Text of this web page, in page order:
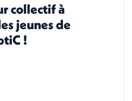
collectif à
jeunes de
!